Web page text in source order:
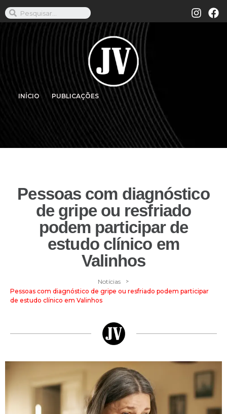
INÍCIO PUBLICAÇÕES
Pessoas com diagnóstico
de gripe ou resfriado
podem participar de
estudo clínico em
Valinhos
Notícias >
Pessoas com diagnóstico de gripe ou resfriado podem participar
de estudo clínico em Valinhos